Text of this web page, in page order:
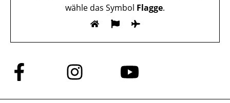
wähle das Symbol Flagge.
Folge
uns
auf
Folge
uns
auf
Folge
auf